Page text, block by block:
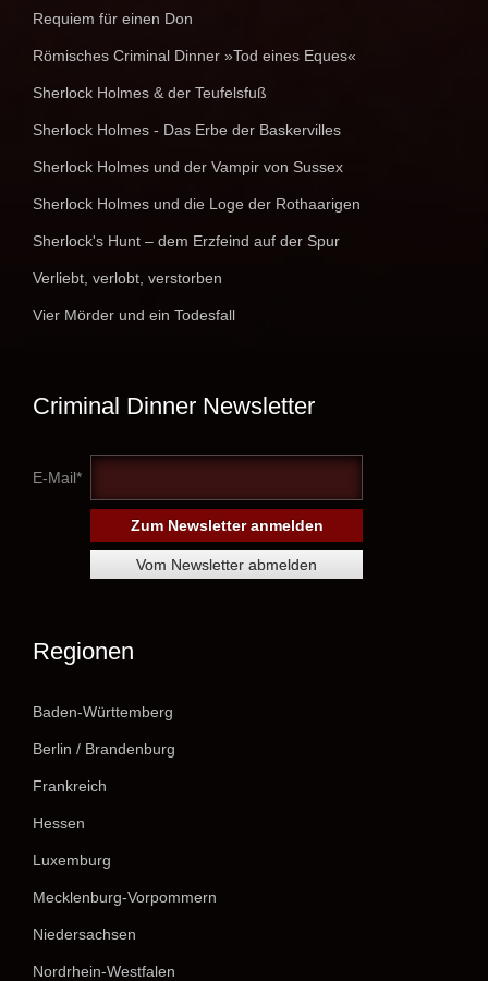
Requiem für einen Don
Römisches Criminal Dinner »Tod eines Eques«
Sherlock Holmes & der Teufelsfuß
Sherlock Holmes - Das Erbe der Baskervilles
Sherlock Holmes und der Vampir von Sussex
Sherlock Holmes und die Loge der Rothaarigen
Sherlock's Hunt – dem Erzfeind auf der Spur
Verliebt, verlobt, verstorben
Vier Mörder und ein Todesfall
Criminal Dinner Newsletter
E-Mail*
Regionen
Baden-Württemberg
Berlin / Brandenburg
Frankreich
Hessen
Luxemburg
Mecklenburg-Vorpommern
Niedersachsen
Nordrhein-Westfalen